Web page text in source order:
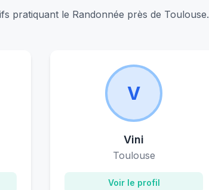
pratiquant le Randonnée près de Toulouse.
V
Vini
Toulouse
Voir le profil